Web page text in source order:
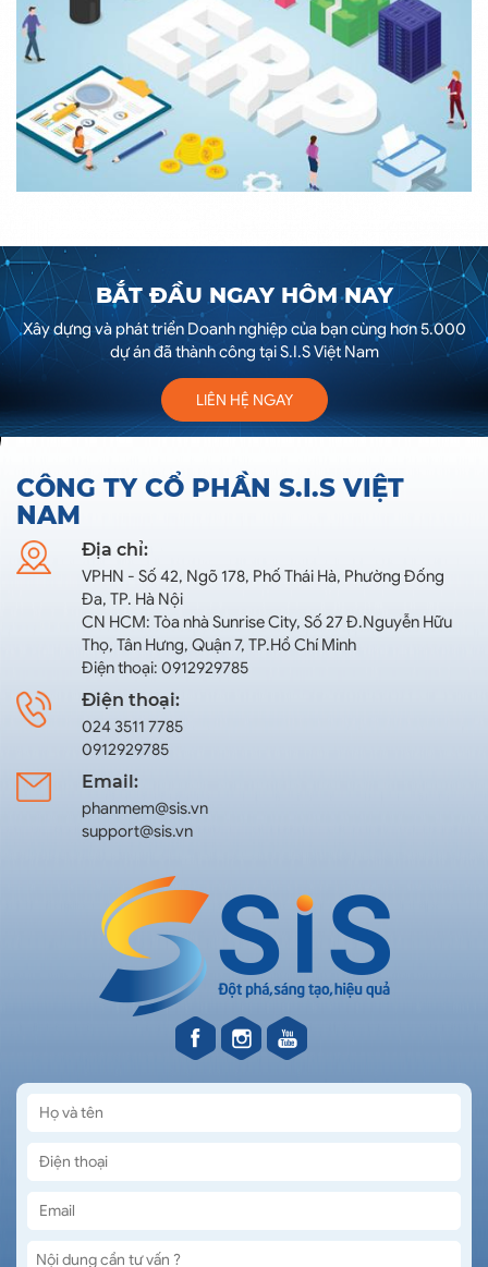
BẮT ĐẦU NGAY HÔM NAY
Xây dựng và phát triển Doanh nghiệp của bạn cùng hơn 5.000
dự án đã thành công tại S.I.S Việt Nam
LIÊN HỆ NGAY
CÔNG TY CỔ PHẦN S.I.S VIỆT
NAM
Địa chỉ:
VPHN - Số 42, Ngõ 178, Phố Thái Hà, Phường Đống
Đa, TP. Hà Nội
CN HCM: Tòa nhà Sunrise City, Số 27 Đ.Nguyễn Hữu
Thọ, Tân Hưng, Quận 7, TP.Hồ Chí Minh
Điện thoại: 0912929785
Điện thoại:
024 3511 7785
0912929785
Email:
phanmem@sis.vn
support@sis.vn